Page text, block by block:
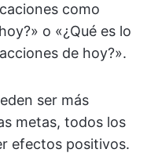
como
o «¿Qué es lo
de hoy?».
ser más
metas, todos los
efectos positivos.